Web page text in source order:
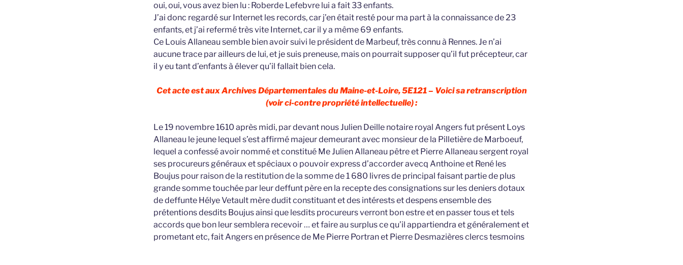
oui, oui, vous avez bien lu : Roberde Lefebvre lui a fait 33 enfants.
J’ai donc regardé sur Internet les records, car j’en était resté pour ma part à la connaissance de 23
enfants, et j’ai refermé très vite Internet, car il y a même 69 enfants.
Ce Louis Allaneau semble bien avoir suivi le président de Marbeuf, très connu à Rennes. Je n’ai
aucune trace par ailleurs de lui, et je suis preneuse, mais on pourrait supposer qu’il fut précepteur, car
il y eu tant d’enfants à élever qu’il fallait bien cela.
Cet acte est aux Archives Départementales du Maine-et-Loire, 5E121 – Voici sa retranscription
(voir ci-contre propriété intellectuelle) :
Le 19 novembre 1610 après midi, par devant nous Julien Deille notaire royal Angers fut présent Loys
Allaneau le jeune lequel s’est affirmé majeur demeurant avec monsieur de la Pilletière de Marboeuf,
lequel a confessé avoir nommé et constitué Me Julien Allaneau pêtre et Pierre Allaneau sergent royal
ses procureurs généraux et spéciaux o pouvoir express d’accorder avecq Anthoine et René les
Boujus pour raison de la restitution de la somme de 1 680 livres de principal faisant partie de plus
grande somme touchée par leur deffunt père en la recepte des consignations sur les deniers dotaux
de deffunte Hélye Vetault mère dudit constituant et des intérests et despens ensemble des
prétentions desdits Boujus ainsi que lesdits procureurs verront bon estre et en passer tous et tels
accords que bon leur semblera recevoir … et faire au surplus ce qu’il appartiendra et généralement et
prometant etc, fait Angers en présence de Me Pierre Portran et Pierre Desmazières clercs tesmoins